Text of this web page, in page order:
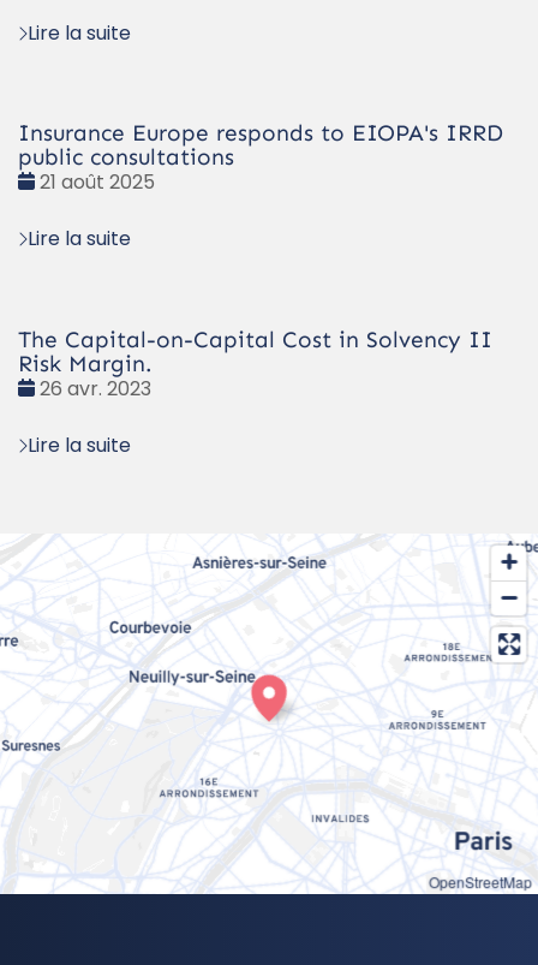
Lire la suite
Insurance Europe responds to EIOPA's IRRD
public consultations
Date
21 août 2025
Lire la suite
The Capital-on-Capital Cost in Solvency II
Risk Margin.
Date
26 avr. 2023
Lire la suite
OpenStreetMap